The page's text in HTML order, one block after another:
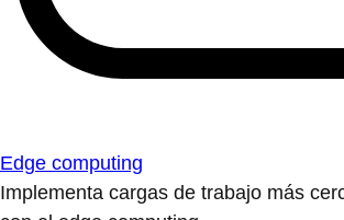
Edge computing
Implementa cargas de trabajo más